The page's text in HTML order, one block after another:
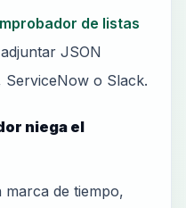
de listas
JSON
ServiceNow o Slack.
niega el
de tiempo,